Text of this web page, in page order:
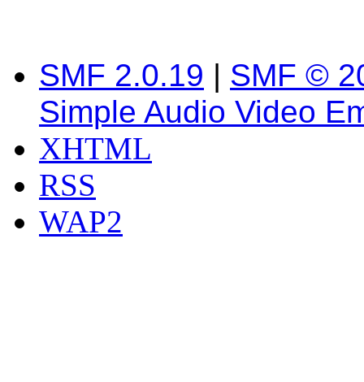
SMF 2.0.19 | SMF ©
Simple Audio Video
XHTML
RSS
WAP2